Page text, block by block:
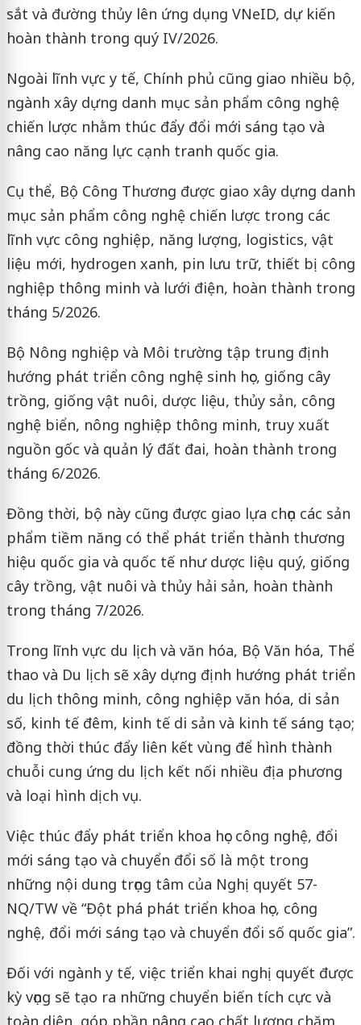
sắt và đường thủy lên ứng dụng VNeID, dự kiến
hoàn thành trong quý IV/2026.
Ngoài lĩnh vực y tế, Chính phủ cũng giao nhiều bộ,
ngành xây dựng danh mục sản phẩm công nghệ
chiến lược nhằm thúc đẩy đổi mới sáng tạo và
nâng cao năng lực cạnh tranh quốc gia.
Cụ thể, Bộ Công Thương được giao xây dựng danh
mục sản phẩm công nghệ chiến lược trong các
lĩnh vực công nghiệp, năng lượng, logistics, vật
liệu mới, hydrogen xanh, pin lưu trữ, thiết bị công
nghiệp thông minh và lưới điện, hoàn thành trong
tháng 5/2026.
Bộ Nông nghiệp và Môi trường tập trung định
hướng phát triển công nghệ sinh học, giống cây
trồng, giống vật nuôi, dược liệu, thủy sản, công
nghệ biển, nông nghiệp thông minh, truy xuất
nguồn gốc và quản lý đất đai, hoàn thành trong
tháng 6/2026.
Đồng thời, bộ này cũng được giao lựa chọn các sản
phẩm tiềm năng có thể phát triển thành thương
hiệu quốc gia và quốc tế như dược liệu quý, giống
cây trồng, vật nuôi và thủy hải sản, hoàn thành
trong tháng 7/2026.
Trong lĩnh vực du lịch và văn hóa, Bộ Văn hóa, Thể
thao và Du lịch sẽ xây dựng định hướng phát triển
du lịch thông minh, công nghiệp văn hóa, di sản
số, kinh tế đêm, kinh tế di sản và kinh tế sáng tạo;
đồng thời thúc đẩy liên kết vùng để hình thành
chuỗi cung ứng du lịch kết nối nhiều địa phương
và loại hình dịch vụ.
Việc thúc đẩy phát triển khoa học công nghệ, đổi
mới sáng tạo và chuyển đổi số là một trong
những nội dung trọng tâm của Nghị quyết 57-
NQ/TW về “Đột phá phát triển khoa học, công
nghệ, đổi mới sáng tạo và chuyển đổi số quốc gia”.
Đối với ngành y tế, việc triển khai nghị quyết được
kỳ vọng sẽ tạo ra những chuyển biến tích cực và
toàn diện, góp phần nâng cao chất lượng chăm